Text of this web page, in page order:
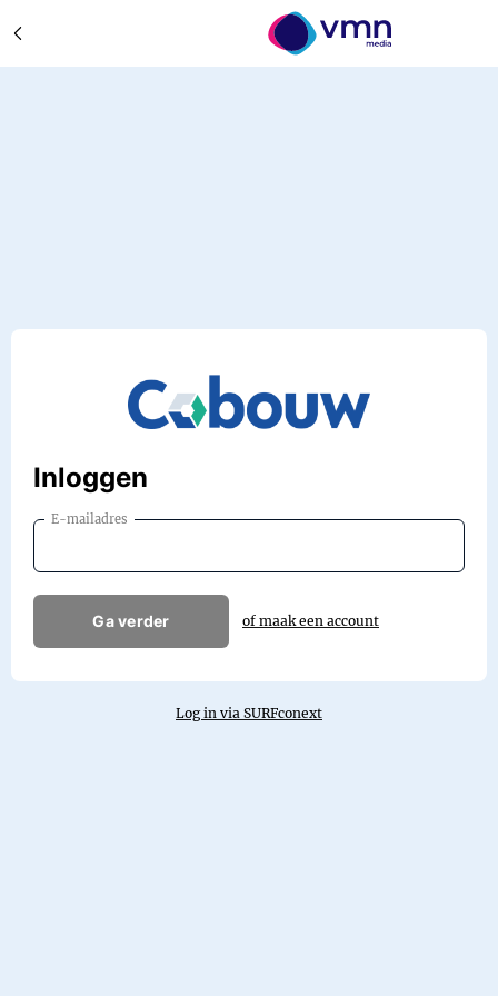
Inloggen
E-mailadres
Ga verder of maak een account
Log in via SURFconext